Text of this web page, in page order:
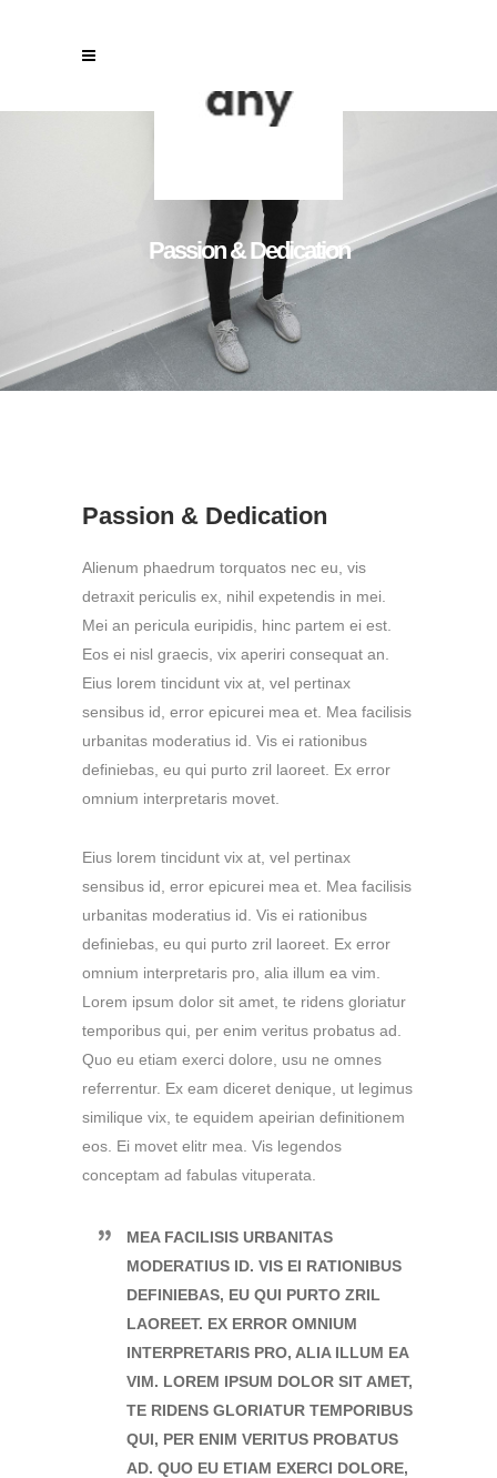
Passion & Dedication
Passion & Dedication
Alienum phaedrum torquatos nec eu, vis
detraxit periculis ex, nihil expetendis in mei.
Mei an pericula euripidis, hinc partem ei est.
Eos ei nisl graecis, vix aperiri consequat an.
Eius lorem tincidunt vix at, vel pertinax
sensibus id, error epicurei mea et. Mea facilisis
urbanitas moderatius id. Vis ei rationibus
definiebas, eu qui purto zril laoreet. Ex error
omnium interpretaris movet.
Eius lorem tincidunt vix at, vel pertinax
sensibus id, error epicurei mea et. Mea facilisis
urbanitas moderatius id. Vis ei rationibus
definiebas, eu qui purto zril laoreet. Ex error
omnium interpretaris pro, alia illum ea vim.
Lorem ipsum dolor sit amet, te ridens gloriatur
temporibus qui, per enim veritus probatus ad.
Quo eu etiam exerci dolore, usu ne omnes
referrentur. Ex eam diceret denique, ut legimus
similique vix, te equidem apeirian definitionem
eos. Ei movet elitr mea. Vis legendos
conceptam ad fabulas vituperata.
MEA FACILISIS URBANITAS
MODERATIUS ID. VIS EI RATIONIBUS
DEFINIEBAS, EU QUI PURTO ZRIL
LAOREET. EX ERROR OMNIUM
INTERPRETARIS PRO, ALIA ILLUM EA
VIM. LOREM IPSUM DOLOR SIT AMET,
TE RIDENS GLORIATUR TEMPORIBUS
QUI, PER ENIM VERITUS PROBATUS
AD. QUO EU ETIAM EXERCI DOLORE,